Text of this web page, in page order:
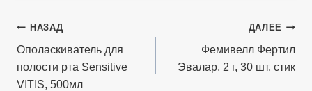
Навигация
по
записям
НАЗАД
Ополаскиватель для
полости рта Sensitive
VITIS, 500мл
ДАЛЕЕ
Фемивелл Фертил
Эвалар, 2 г, 30 шт, стик